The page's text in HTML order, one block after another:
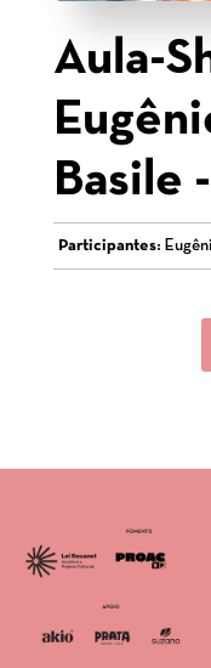
Aula-
Basile
Participantes: